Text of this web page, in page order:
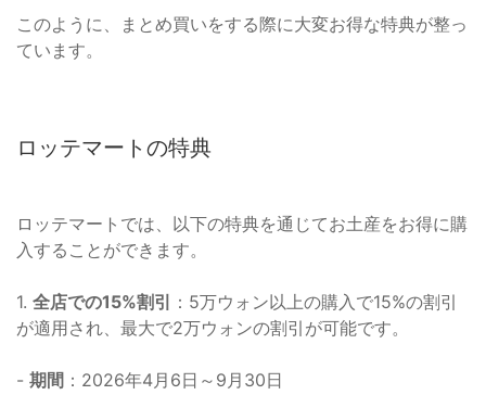
このように、まとめ買いをする際に大変お得な特典が整っ
ています。
ロッテマートの特典
ロッテマートでは、以下の特典を通じてお土産をお得に購
入することができます。
1. 全店での15%割引
：5万ウォン以上の購入で15%の割引
が適用され、最大で2万ウォンの割引が可能です。
- 期間 ：2026年4月6日～9月30日